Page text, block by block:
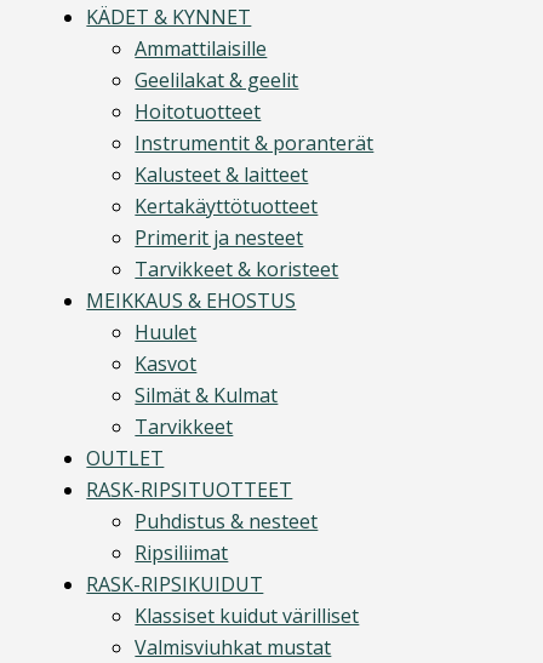
KÄDET & KYNNET
Ammattilaisille
Geelilakat & geelit
Hoitotuotteet
Instrumentit & poranterät
Kalusteet & laitteet
Kertakäyttötuotteet
Primerit ja nesteet
Tarvikkeet & koristeet
MEIKKAUS & EHOSTUS
Huulet
Kasvot
Silmät & Kulmat
Tarvikkeet
OUTLET
RASK-RIPSITUOTTEET
Puhdistus & nesteet
Ripsiliimat
RASK-RIPSIKUIDUT
Klassiset kuidut värilliset
Valmisviuhkat mustat